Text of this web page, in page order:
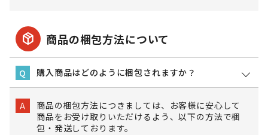
package_2 商品の梱包方法について
Q 購入商品はどのように梱包されますか？
A
商品の梱包方法につきましては、お客様に安心して
商品をお受け取りいただけるよう、以下の方法で梱
包・発送しております。